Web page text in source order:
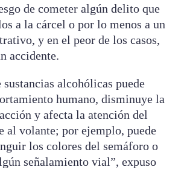
de cometer algún delito que
a la cárcel o por lo menos a un
y en el peor de los casos,
accidente.
sustancias alcohólicas puede
humano, disminuye la
y afecta la atención del
al volante; por ejemplo, puede
los colores del semáforo o
señalamiento vial”, expuso